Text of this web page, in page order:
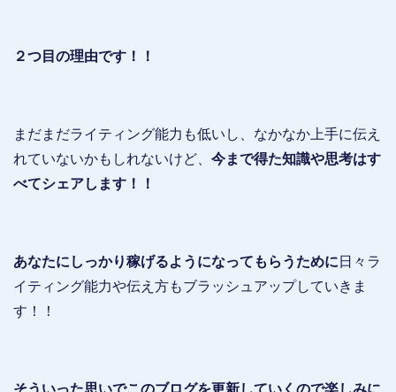
２つ目の理由です！！
まだまだライティング能力も低いし、なかなか上手に伝え
れていないかもしれないけど、 今まで得た知識や思考はす
べてシェアします！！
あなたにしっかり稼げるようになってもらうために 日々ラ
イティング能力や伝え方もブラッシュアップしていきま
す！！